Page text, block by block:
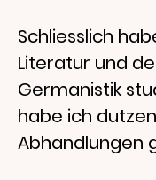
Schliesslich
Literatur und
Germanistik
habe ich
Abhandlungen